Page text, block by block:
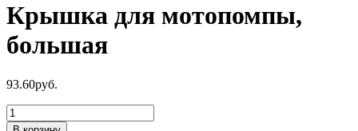
Крышка для мотопомпы,
большая
93.60руб.
Количество
товара